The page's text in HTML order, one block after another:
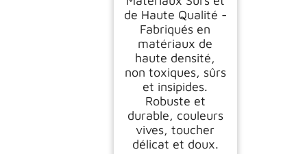
de Haute Qualité -
Fabriqués en
matériaux de
haute densité,
non toxiques, sûrs
et insipides.
Robuste et
durable, couleurs
vives, toucher
délicat et doux.